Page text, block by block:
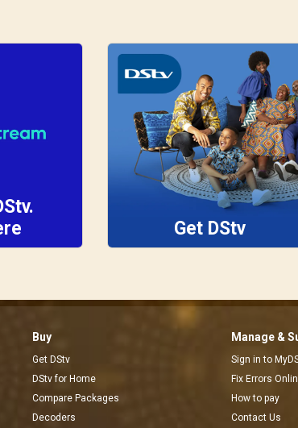
Get DStv
Buy
Get DStv
DStv for Home
Compare Packages
Decoders
Manage &
Sign in to
Fix Errors
How to pay
Contact Us